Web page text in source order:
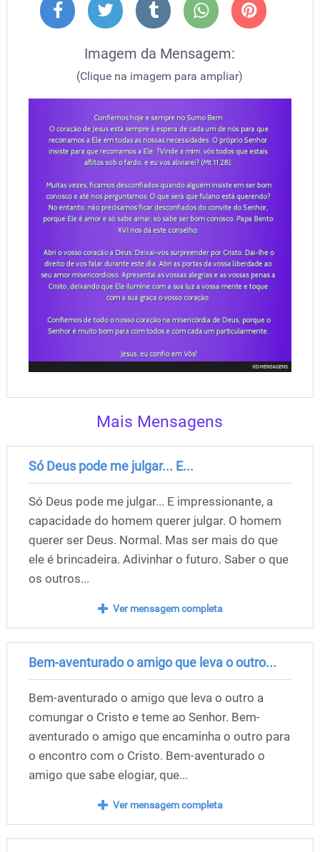
Imagem da Mensagem:
(Clique na imagem para ampliar)
Mais Mensagens
Só Deus pode me julgar... E...
Só Deus pode me julgar... E impressionante, a
capacidade do homem querer julgar. O homem
querer ser Deus. Normal. Mas ser mais do que
ele é brincadeira. Adivinhar o futuro. Saber o que
os outros...
Ver mensagem completa
Bem-aventurado o amigo que leva o outro...
Bem-aventurado o amigo que leva o outro a
comungar o Cristo e teme ao Senhor. Bem-
aventurado o amigo que encaminha o outro para
o encontro com o Cristo. Bem-aventurado o
amigo que sabe elogiar, que...
Ver mensagem completa